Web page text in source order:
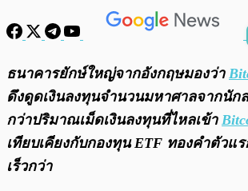
พร้อมเล่น
ธนาคารยักษ์ใหญ่จากอังกฤษมองว่า
ดึงดูดเงินลงทุนจำนวนมหาศาลจากนัก
กว่าปริมาณเม็ดเงินลงทุนที่ไหลเข้า
เทียบเคียงกับกองทุน ETF ทองคำตัวแ
เร็วกว่า